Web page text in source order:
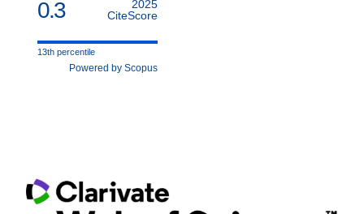
0.3
2025
CiteScore
13th percentile
Powered by Scopus